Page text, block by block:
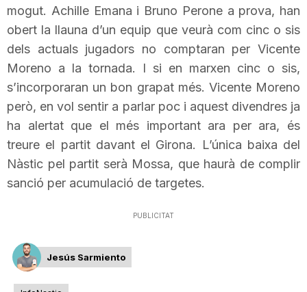
a
o
n
mogut. Achille Emana i Bruno Peronea prova, han
obert la llauna d’un equip que veurà com cinc o sis
dels actuals jugadors no comptaran per Vicente
Moreno a la tornada. I si en marxen cinc o sis,
s’incorporaran un bon grapat més. VicenteMoreno
però, en vol sentir a parlar poc i aquest divendres ja
ha alertat que el més important ara per ara, és
treure el partit davant el Girona. L’única baixa del
Nàstic pel partit serà Mossa, que haurà de complir
sanció per acumulació de targetes.
PUBLICITAT
Jesús Sarmiento